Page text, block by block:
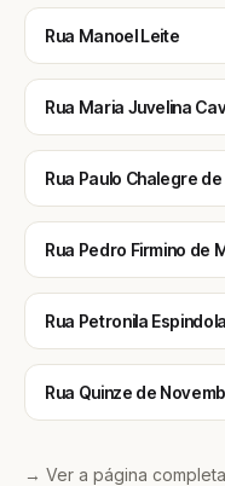
Rua Manoel Leite
Rua Maria Juvelina
Rua Paulo Chalegre
Rua Pedro Firmino de
Rua Petronila Espindola
Rua Quinze de
→ Ver a página